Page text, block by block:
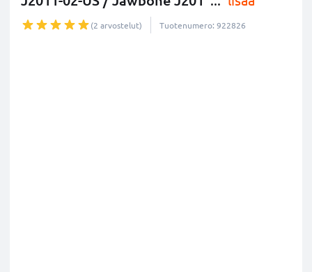
(2 arvostelut) Tuotenumero: 922826